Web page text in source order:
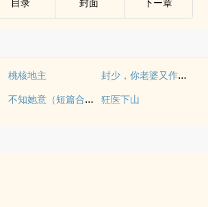
桃核地主 封少，你老婆又作法了
不知她意（短篇合集） 狂医下山